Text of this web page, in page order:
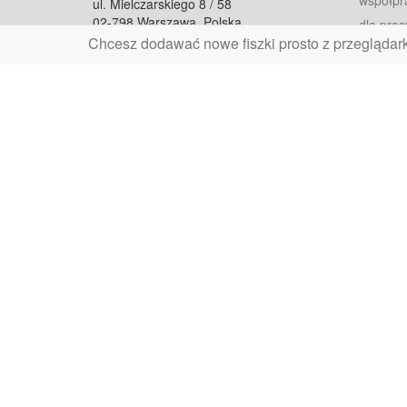
Chcesz dodawać nowe fiszki prosto z
ul. Mielczarskiego 8 / 58
02-798 Warszawa, Polska
dla